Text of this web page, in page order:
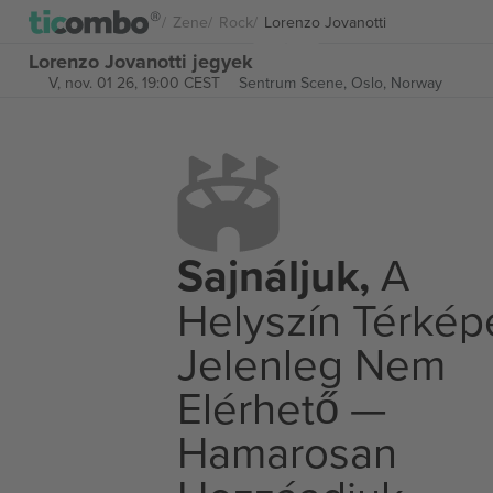
Zene Rock Lorenzo Jovanotti
Lorenzo Jovanotti jegyek
V, nov. 01 26, 19:00 CEST Sentrum Scene, Oslo, Norway
Sajnáljuk,A
Helyszín
Jelenleg Nem
Elérhető —
Hamarosan